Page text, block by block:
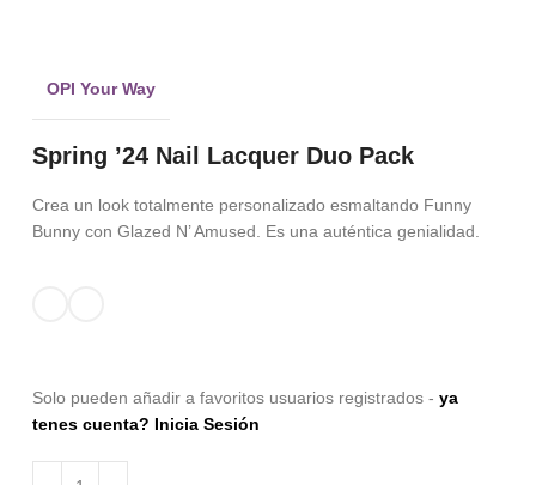
OPI Your Way
Spring ’24 Nail Lacquer Duo Pack
Crea un look totalmente personalizado esmaltando Funny
Bunny con Glazed N’ Amused. Es una auténtica genialidad.
Solo pueden añadir a favoritos usuarios registrados - ya
tenes cuenta? Inicia Sesión